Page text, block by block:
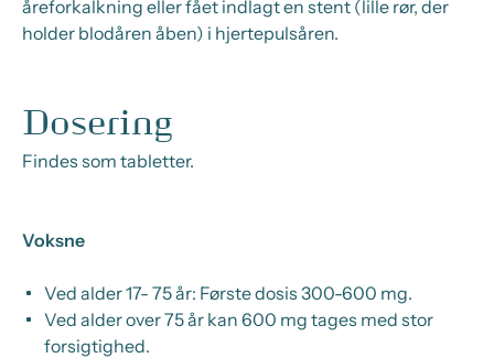
åreforkalkning eller fået indlagt en stent (lille rør, der
holder blodåren åben) i hjertepulsåren.
Dosering
Findes som tabletter.
Voksne
Ved alder 17- 75 år: Første dosis 300-600 mg.
Ved alder over 75 år kan 600 mg tages med stor
forsigtighed.